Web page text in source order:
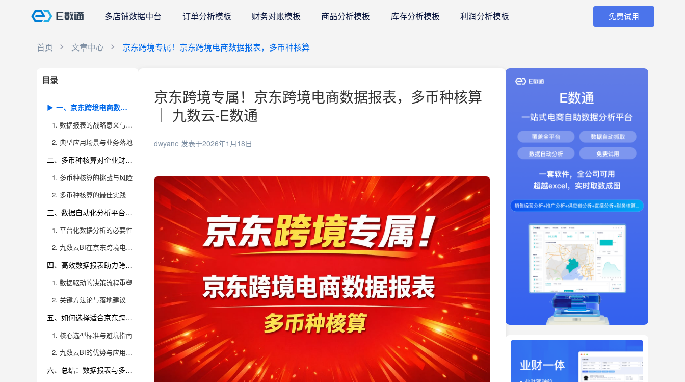
多店铺数据中台 订单分析模板 财务对账模板 商品分析模板 库存分析模板 利润分析模板 免费试用
首页 文章中心 京东跨境专属！京东跨境电商数据报表，多币种核算
目录
一、京东跨境电商数据报表的深度价值与应用场景
1. 数据报表的战略意义与商业价值
2. 典型应用场景与业务落地
二、多币种核算对企业财务管理的影响与最佳实践
1. 多币种核算的挑战与风险
2. 多币种核算的最佳实践
三、数据自动化分析平台在京东跨境业务中的落地应用
1. 平台化数据分析的必要性
2. 九数云BI在京东跨境电商的场景化应用
四、高效数据报表助力跨境运营决策的关键方法
1. 数据驱动的决策流程重塑
2. 关键方法论与落地建议
五、如何选择适合京东跨境卖家的数据分析工具
1. 核心选型标准与避坑指南
2. 九数云BI的优势与应用体验
六、总结：数据报表与多币种核算驱动京东跨境增长新引擎
京东跨境专属！京东跨境电商数据报表，多币种核算
｜ 九数云-E数通
dwyane 发表于2026年1月18日